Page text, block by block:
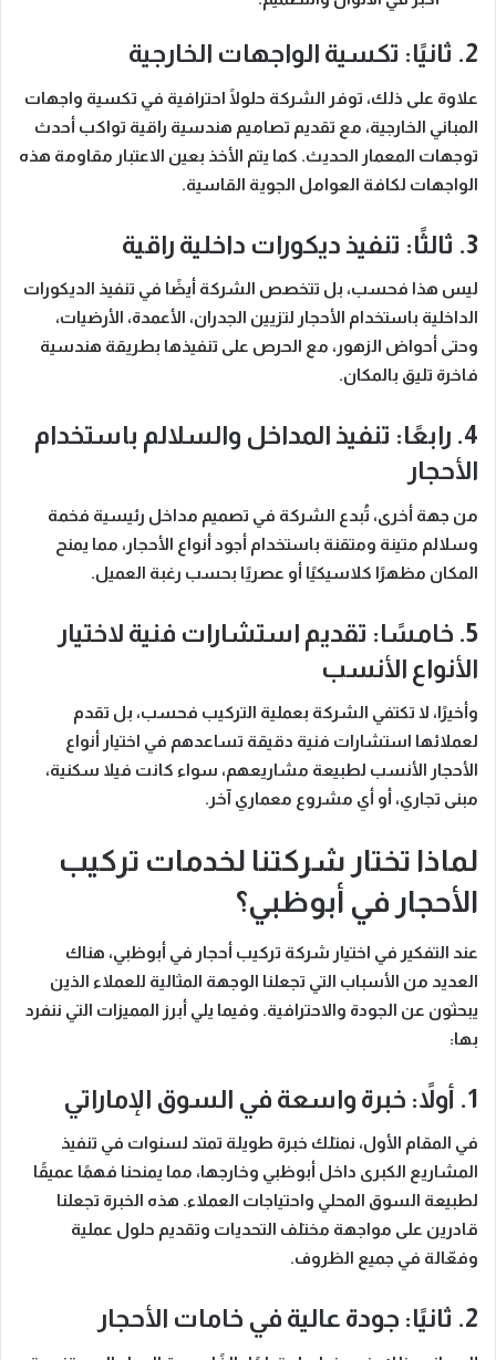
2. ثانيًا: تكسية الواجهات الخارجية
علاوة على ذلك، توفر الشركة حلولًا احترافية في تكسية واجهات
المباني الخارجية، مع تقديم تصاميم هندسية راقية تواكب أحدث
توجهات المعمار الحديث. كما يتم الأخذ بعين الاعتبار مقاومة هذه
الواجهات لكافة العوامل الجوية القاسية.
3. ثالثًا: تنفيذ ديكورات داخلية راقية
ليس هذا فحسب، بل تتخصص الشركة أيضًا في تنفيذ الديكورات
الداخلية باستخدام الأحجار لتزيين الجدران، الأعمدة، الأرضيات،
وحتى أحواض الزهور، مع الحرص على تنفيذها بطريقة هندسية
فاخرة تليق بالمكان.
4. رابعًا: تنفيذ المداخل والسلالم باستخدام
الأحجار
من جهة أخرى، تُبدع الشركة في تصميم مداخل رئيسية فخمة
وسلالم متينة ومتقنة باستخدام أجود أنواع الأحجار، مما يمنح
المكان مظهرًا كلاسيكيًا أو عصريًا بحسب رغبة العميل.
5. خامسًا: تقديم استشارات فنية لاختيار
الأنواع الأنسب
وأخيرًا، لا تكتفي الشركة بعملية التركيب فحسب، بل تقدم
لعملائها استشارات فنية دقيقة تساعدهم في اختيار أنواع
الأحجار الأنسب لطبيعة مشاريعهم، سواء كانت فيلا سكنية،
مبنى تجاري، أو أي مشروع معماري آخر.
لماذا تختار شركتنا لخدمات تركيب
الأحجار في أبوظبي؟
عند التفكير في اختيار شركة تركيب أحجار في أبوظبي، هناك
العديد من الأسباب التي تجعلنا الوجهة المثالية للعملاء الذين
يبحثون عن الجودة والاحترافية. وفيما يلي أبرز المميزات التي ننفرد
بها:
1. أولاً: خبرة واسعة في السوق الإماراتي
في المقام الأول، نمتلك خبرة طويلة تمتد لسنوات في تنفيذ
المشاريع الكبرى داخل أبوظبي وخارجها، مما يمنحنا فهمًا عميقًا
لطبيعة السوق المحلي واحتياجات العملاء. هذه الخبرة تجعلنا
قادرين على مواجهة مختلف التحديات وتقديم حلول عملية
وفعّالة في جميع الظروف.
2. ثانيًا: جودة عالية في خامات الأحجار